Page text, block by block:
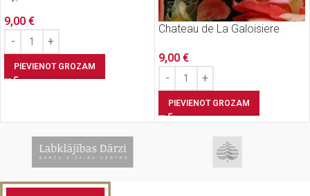
9,00 €
PIEVIENOT GROZAM
Chateau de La Galoisiere
9,00 €
PIEVIENOT GROZAM